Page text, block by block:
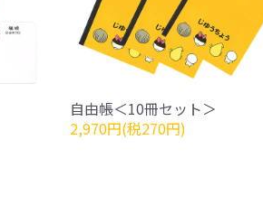
自由帳＜10冊セット＞
2,970円(税270円)